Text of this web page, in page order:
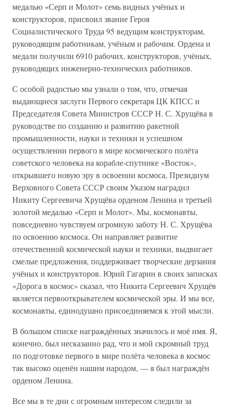
медалью «Серп и Молот» семь видных учёных и
конструкторов, присвоил звание Героя
Социалистического Труда 95 ведущим конструкторам,
руководящим работникам, учёным и рабочим. Ордена и
медали получили 6910 рабочих, конструкторов, учёных,
руководящих инженерно-технических работников.
С особой радостью мы узнали о том, что, отмечая
выдающиеся заслуги Первого секретаря ЦК КПСС и
Председателя Совета Министров СССР Н. С. Хрущёва в
руководстве по созданию и развитию ракетной
промышленности, науки и техники и успешном
осуществлении первого в мире космического полёта
советского человека на корабле-спутнике «Восток»,
открывшего новую эру в освоении космоса, Президиум
Верховного Совета СССР своим Указом наградил
Никиту Сергеевича Хрущёва орденом Ленина и третьей
золотой медалью «Серп и Молот». Мы, космонавты,
повседневно чувствуем огромную заботу Н. С. Хрущёва
по освоению космоса. Он направляет развитие
отечественной космической науки и техники, выдвигает
смелые предложения, поддерживает творческие дерзания
учёных и конструкторов. Юрий Гагарин в своих записках
«Дорога в космос» сказал, что Никита Сергеевич Хрущёв
является первооткрывателем космической эры. И мы все,
космонавты, единодушно присоединяемся к этой мысли.
В большом списке награждённых значилось и моё имя. Я,
конечно, был несказанно рад, что и мой скромный труд
по подготовке первого в мире полёта человека в космос
так высоко оценён нашим народом, — я был награждён
орденом Ленина.
Все мы в те дни с огромным интересом следили за